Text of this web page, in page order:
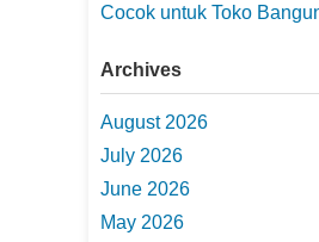
Cocok untuk Toko
Archives
August 2026
July 2026
June 2026
May 2026